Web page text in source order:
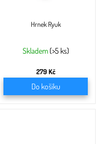
Hrnek Ryuk
Skladem (>5 ks)
279 Kč
Do košíku